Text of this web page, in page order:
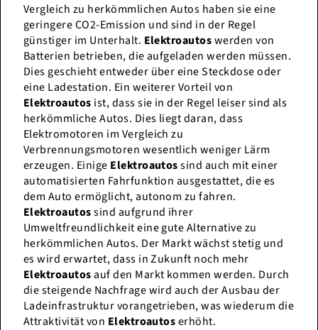
Vergleich zu herkömmlichen Autos haben sie eine
geringere CO2-Emission und sind in der Regel
günstiger im Unterhalt. Elektroautoswerden von
Batterien betrieben, die aufgeladen werden müssen.
Dies geschieht entweder über eine Steckdose oder
eine Ladestation. Ein weiterer Vorteil von
Elektroautos ist, dass sie in der Regel leiser sind als
herkömmliche Autos. Dies liegt daran, dass
Elektromotoren im Vergleich zu
Verbrennungsmotoren wesentlich weniger Lärm
erzeugen. Einige Elektroautossind auch mit einer
automatisierten Fahrfunktion ausgestattet, die es
dem Auto ermöglicht, autonom zu fahren.
Elektroautossind aufgrund ihrer
Umweltfreundlichkeit eine gute Alternative zu
herkömmlichen Autos. Der Markt wächst stetig und
es wird erwartet, dass in Zukunft noch mehr
Elektroautosauf den Markt kommen werden. Durch
die steigende Nachfrage wird auch der Ausbau der
Ladeinfrastruktur vorangetrieben, was wiederum die
Attraktivität von Elektroautoserhöht.